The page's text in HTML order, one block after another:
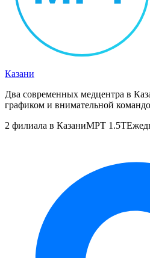
Казани
Два современных медцентра в
графиком и внимательной
2 филиала в КазаниМРТ 1.5T